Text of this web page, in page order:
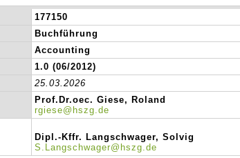
177150
Buchführung
Accounting
1.0 (06/2012)
25.03.2026
Prof.Dr.oec. Giese, Roland
rgiese@hszg.de
Dipl.-Kffr. Langschwager, Solvig
S.Langschwager@hszg.de